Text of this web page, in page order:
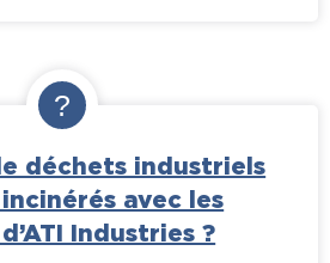
déchets industriels
avec les
Industries ?